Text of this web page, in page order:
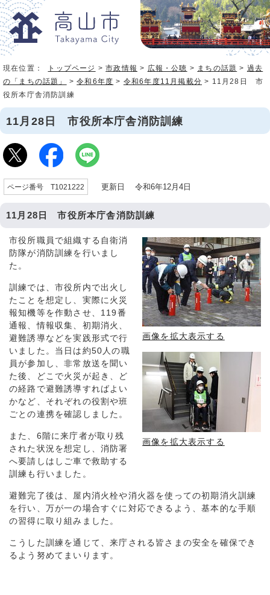
現在位置： トップページ >市政情報 > 広報・公聴 > まちの話題 > 過去
の「まちの話題」
>令和6年度 > 令和6年度11月掲載分 > 11月28日 市
役所本庁舎消防訓練
11月28日 市役所本庁舎消防訓練
ページ番号 T1021222 更新日 令和6年12月4日
11月28日 市役所本庁舎消防訓練
画像を拡大表示する
画像を拡大表示する
市役所職員で組織する自衛消
防隊が消防訓練を行いまし
た。
訓練では、市役所内で出火し
たことを想定し、実際に火災
報知機等を作動させ、119番
通報、情報収集、初期消火、
避難誘導などを実践形式で行
いました。当日は約50人の職
員が参加し、非常放送を聞い
た後、どこで火災が起き、ど
の経路で避難誘導すればよい
かなど、それぞれの役割や班
ごとの連携を確認しました。
また、6階に来庁者が取り残
された状況を想定し、消防署
へ要請しはしご車で救助する
訓練も行いました。
避難完了後は、屋内消火栓や消火器を使っての初期消火訓練
を行い、万が一の場合すぐに対応できるよう、基本的な手順
の習得に取り組みました。
こうした訓練を通じて、来庁される皆さまの安全を確保でき
るよう努めてまいります。